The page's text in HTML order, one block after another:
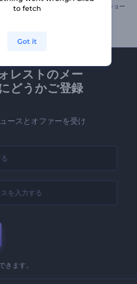
バ
レンタインデーのオープニング動画 「夢想家」最小限のスライドショー
レストのメー
どうかご登録
ースとオファーを受け
きます。
to fetch
Got it